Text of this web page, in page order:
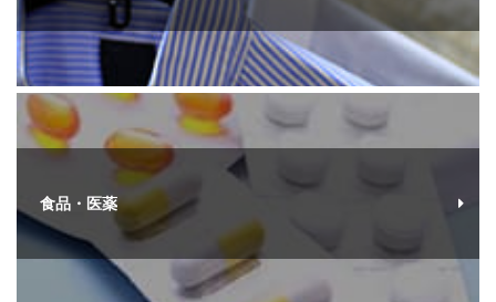
食品・医薬